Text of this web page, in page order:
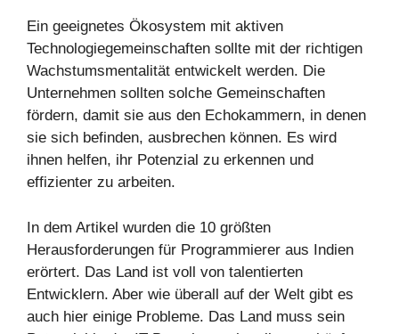
Ein geeignetes Ökosystem mit aktiven
Technologiegemeinschaften sollte mit der richtigen
Wachstumsmentalität entwickelt werden. Die
Unternehmen sollten solche Gemeinschaften
fördern, damit sie aus den Echokammern, in denen
sie sich befinden, ausbrechen können. Es wird
ihnen helfen, ihr Potenzial zu erkennen und
effizienter zu arbeiten.
In dem Artikel wurden die 10 größten
Herausforderungen für Programmierer aus Indien
erörtert. Das Land ist voll von talentierten
Entwicklern. Aber wie überall auf der Welt gibt es
auch hier einige Probleme. Das Land muss sein